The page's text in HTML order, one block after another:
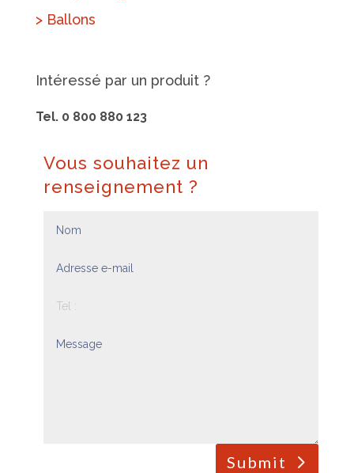
> Ballons
Intéressé par un produit ?
Tel. 0 800 880 123
Vous souhaitez un
renseignement ?
Submit